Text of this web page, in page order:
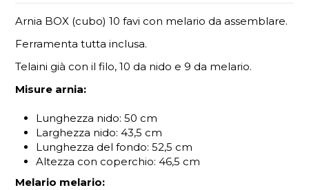
Arnia BOX (cubo) 10 favi con melario da assemblare.
Ferramenta tutta inclusa.
Telaini già con il filo, 10 da nido e 9 da melario.
Misure arnia:
Lunghezza nido: 50 cm
Larghezza nido: 43,5 cm
Lunghezza del fondo: 52,5 cm
Altezza con coperchio: 46,5 cm
Melario melario: